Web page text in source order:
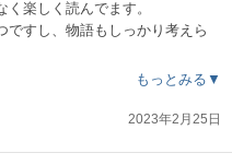
楽しく読んでます。
ですし、物語もしっかり考えら
もっとみる▼
2023年2月25日